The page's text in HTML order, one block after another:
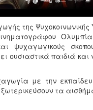
της
ψυχαγωγικούς
ουσιαστικά παιδιά
με την
τα